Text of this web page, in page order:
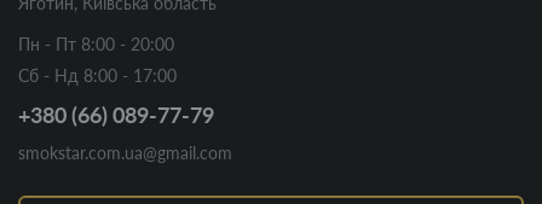
Пн - Пт 8:00 - 20:00
Сб - Нд 8:00 - 17:00
+380 (66) 089-77-79
smokstar.com.ua@gmail.com